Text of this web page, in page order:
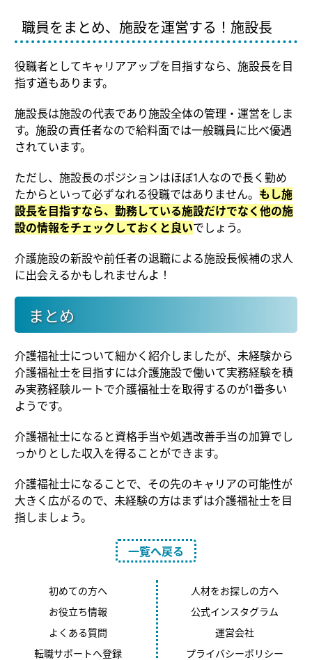
職員をまとめ、施設を運営する！施設長
役職者としてキャリアアップを目指すなら、施設長を目
指す道もあります。
施設長は施設の代表であり施設全体の管理・運営をしま
す。施設の責任者なので給料面では一般職員に比べ優遇
されています。
ただし、施設長のポジションはほぼ1人なので長く勤め
たからといって必ずなれる役職ではありません。 もし施
設長を目指すなら、勤務している施設だけでなく他の施
設の情報をチェックしておくと良いでしょう。
介護施設の新設や前任者の退職による施設長候補の求人
に出会えるかもしれませんよ！
まとめ
介護福祉士について細かく紹介しましたが、未経験から
介護福祉士を目指すには介護施設で働いて実務経験を積
み実務経験ルートで介護福祉士を取得するのが1番多い
ようです。
介護福祉士になると資格手当や処遇改善手当の加算でし
っかりとした収入を得ることができます。
介護福祉士になることで、その先のキャリアの可能性が
大きく広がるので、未経験の方はまずは介護福祉士を目
指しましょう。
一覧へ戻る
初めての方へ
お役立ち情報
よくある質問
転職サポートへ登録
人材をお探しの方へ
公式インスタグラム
運営会社
プライバシーポリシー